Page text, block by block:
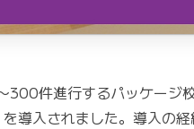
件進行するパッケージ
導入されました。導入の経